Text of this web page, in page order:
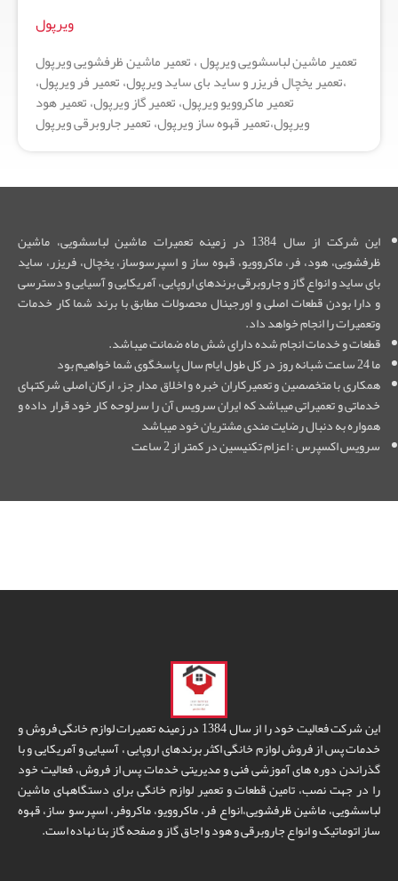
ویرپول
تعمیر ماشین لباسشویی ویرپول ، تعمیر ماشین ظرفشویی ویرپول
،تعمیر یخچال فریزر و ساید بای ساید ویرپول، تعمیر فر ویرپول،
تعمیر ماکروویو ویرپول، تعمیر گاز ویرپول، تعمیر هود
ویرپول،تعمیر قهوه ساز ویرپول، تعمیر جاروبرقی ویرپول
این شرکت از سال 1384 در زمینه تعمیرات ماشین لباسشویی، ماشین
ظرفشویی، هود، فر، ماکروویو، قهوه ساز و اسپرسوساز، یخچال، فریزر، ساید
بای ساید و انواع گاز و جاروبرقی برندهای اروپایی، آمریکایی و آسیایی و دسترسی
و دارا بودن قطعات اصلی و اورجینال محصولات مطابق با برند شما کار خدمات
وتعمیرات را انجام خواهد داد.
قطعات و خدمات انجام شده دارای شش ماه ضمانت میباشد.
ما 24 ساعت شبانه روز در کل طول ایام سال پاسخگوی شما خواهیم بود
همکاری با متخصصین و تعمیرکاران خبره و اخلاق مدار جزء ارکان اصلی شرکتهای
خدماتی و تعمیراتی میباشد که ایران سرویس آن را سرلوحه کار خود قرار داده و
همواره به دنبال رضایت مندی مشتریان خود میباشد
سرویس اکسپرس : اعزام تکنیسین در کمتر از 2 ساعت
این شرکت فعالیت خود را از سال 1384 در زمینه تعمیرات لوازم خانگی فروش و
خدمات پس از فروش لوازم خانگی اکثر برندهای اروپایی ، آسیایی و آمریکایی و با
گذراندن دوره های آموزشی فنی و مدیریتی خدمات پس از فروش، فعالیت خود
را در جهت نصب، تامین قطعات و تعمیر لوازم خانگی برای دستگاههای ماشین
لباسشویی، ماشین ظرفشویی،انواع فر، ماکروویو، ماکروفر، اسپرسو ساز، قهوه
ساز اتوماتیک و انواع جاروبرقی و هود و اجاق گاز و صفحه گاز بنا نهاده است.